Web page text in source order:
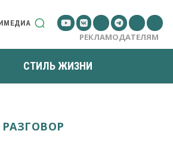
РЕКЛАМОДАТЕЛЯМ
СТИЛЬ ЖИЗНИ